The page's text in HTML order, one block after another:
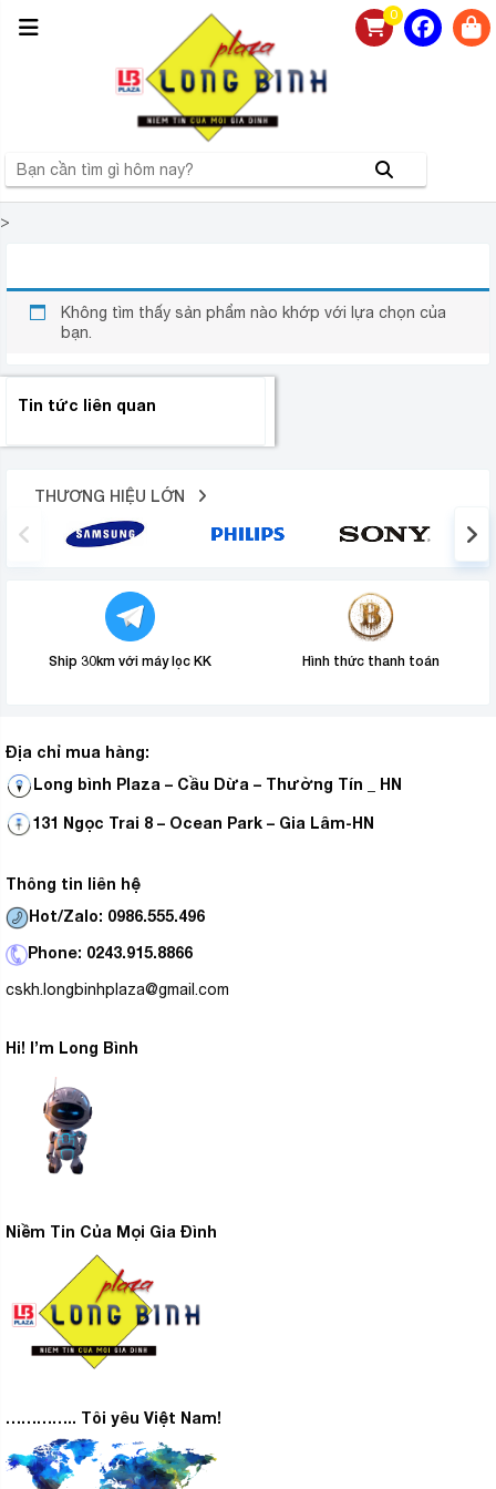
0
>
Không tìm thấy sản phẩm nào khớp với lựa chọn của
bạn.
Tin tức liên quan
THƯƠNG HIỆU LỚN
Ship 30km với máy lọc KK Hình thức thanh toán
Địa chỉ mua hàng:
Long bình Plaza – Cầu Dừa – Thường Tín _ HN
131 Ngọc Trai 8 – Ocean Park – Gia Lâm-HN
Thông tin liên hệ
Hot/Zalo: 0986.555.496
Phone: 0243.915.8866
cskh.longbinhplaza@gmail.com
Hi! I’m Long Bình
Niềm Tin Của Mọi Gia Đình
………….. Tôi yêu Việt Nam!